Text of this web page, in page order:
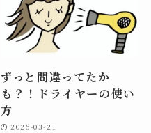
ずっと間違ってたか
も？！ドライヤーの使い
方
2026-03-21